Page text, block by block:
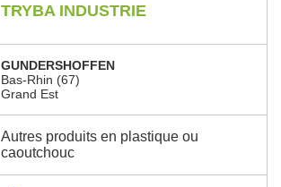
TRYBA INDUSTRIE
GUNDERSHOFFEN
Bas-Rhin (67)
Grand Est
Autres produits en plastique ou
caoutchouc